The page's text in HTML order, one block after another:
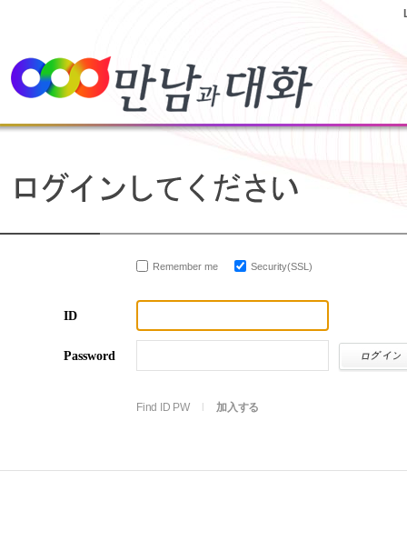
Remember me Security(SSL)
ID
Password
Find ID PW 加入する